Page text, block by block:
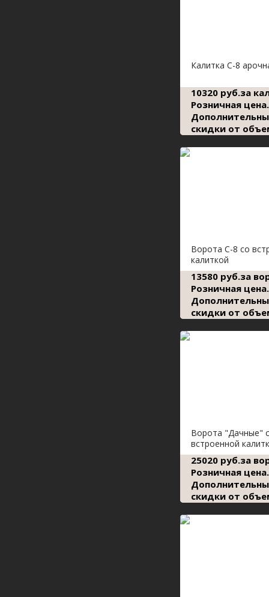
Калитка С-8
10320 руб.за
Розничная цена.
скидки от
Ворота С-8 со
калиткой
13580 руб.за
Розничная цена.
скидки от
Ворота "Дачные"
встроенной
25020 руб.за
Розничная цена.
скидки от